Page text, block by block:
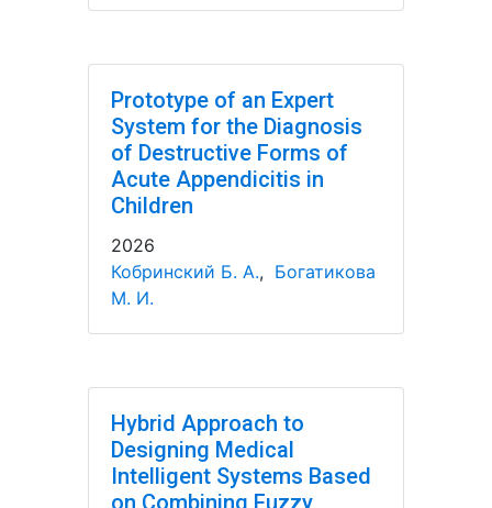
Prototype of an Expert
System for the Diagnosis
of Destructive Forms of
Acute Appendicitis in
Children
2026
Кобринский Б. А., Богатикова
М. И.
Hybrid Approach to
Designing Medical
Intelligent Systems Based
on Combining Fuzzy